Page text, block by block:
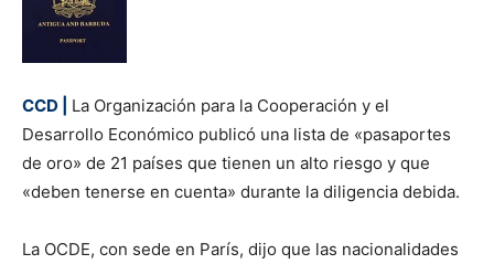
CCD | La Organización para la Cooperación y el
Desarrollo Económico publicó una lista de «pasaportes
de oro» de 21 países que tienen un alto riesgo y que
«deben tenerse en cuenta» durante la diligencia debida.
La OCDE, con sede en París, dijo que las nacionalidades